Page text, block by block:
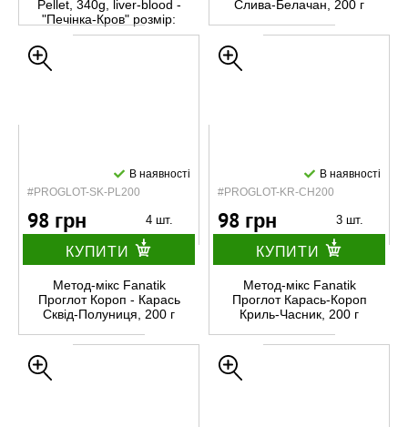
Pellet, 340g, liver-blood -
"Печінка-Кров" розмір:
(30мм), в
Слива-Белачан, 200 г
#PROGLOT-SK-PL200
В наявності
98 грн 4 шт.
КУПИТИ
Метод-мікс Fanatik
Проглот Короп - Карась
Сквід-Полуниця, 200 г
#PROGLOT-KR-CH200
В наявності
98 грн 3 шт.
КУПИТИ
Метод-мікс Fanatik
Проглот Карась-Короп
Криль-Часник, 200 г